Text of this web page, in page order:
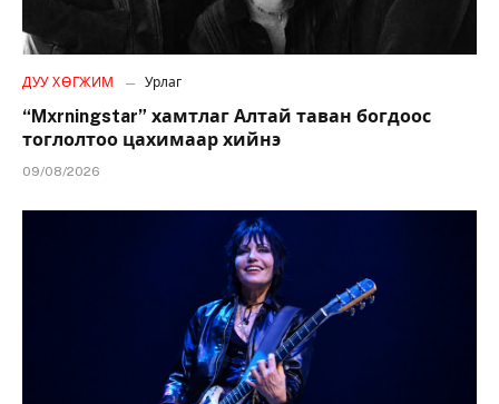
ДУУ ХӨГЖИМ Урлаг
“Mxrningstar” хамтлаг Алтай таван богдоос
тоглолтоо цахимаар хийнэ
09/08/2026